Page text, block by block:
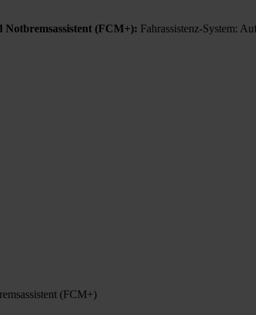
(FCM+): Fahr­as­sis­tenz-Sys­tem:
(FCM+)